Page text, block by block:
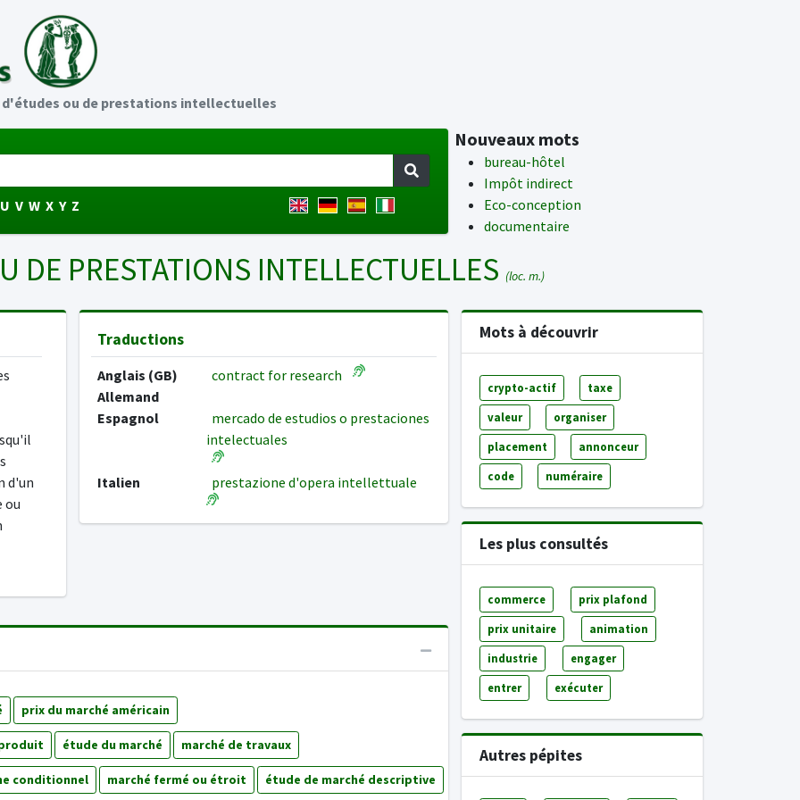
d'études ou de prestations intellectuelles
U V W X Y Z
Nouveaux mots
bureau-hôtel
Impôt indirect
Eco-conception
documentaire
DE PRESTATIONS INTELLECTUELLES (loc. m.)
d'un
ou
Traductions
Anglais (GB)
contract for research
Allemand
Espagnol
mercado de estudios o prestaciones
intelectuales
Italien prestazione d'opera intellettuale
prix du marché américain
étude du marché marché de travaux
conditionnel marché fermé ou étroit étude de marché descriptive
Mots à découvrir
crypto-actif taxe
valeur organiser
placement annonceur
code numéraire
Les plus consultés
commerce prix plafond
prix unitaire animation
industrie engager
entrer exécuter
Autres pépites